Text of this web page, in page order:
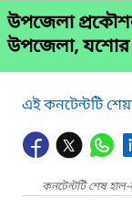
উপজেলা
উপজেলা, যশোর
এই কনটেন্টটি
কনটেন্টটি শেষ